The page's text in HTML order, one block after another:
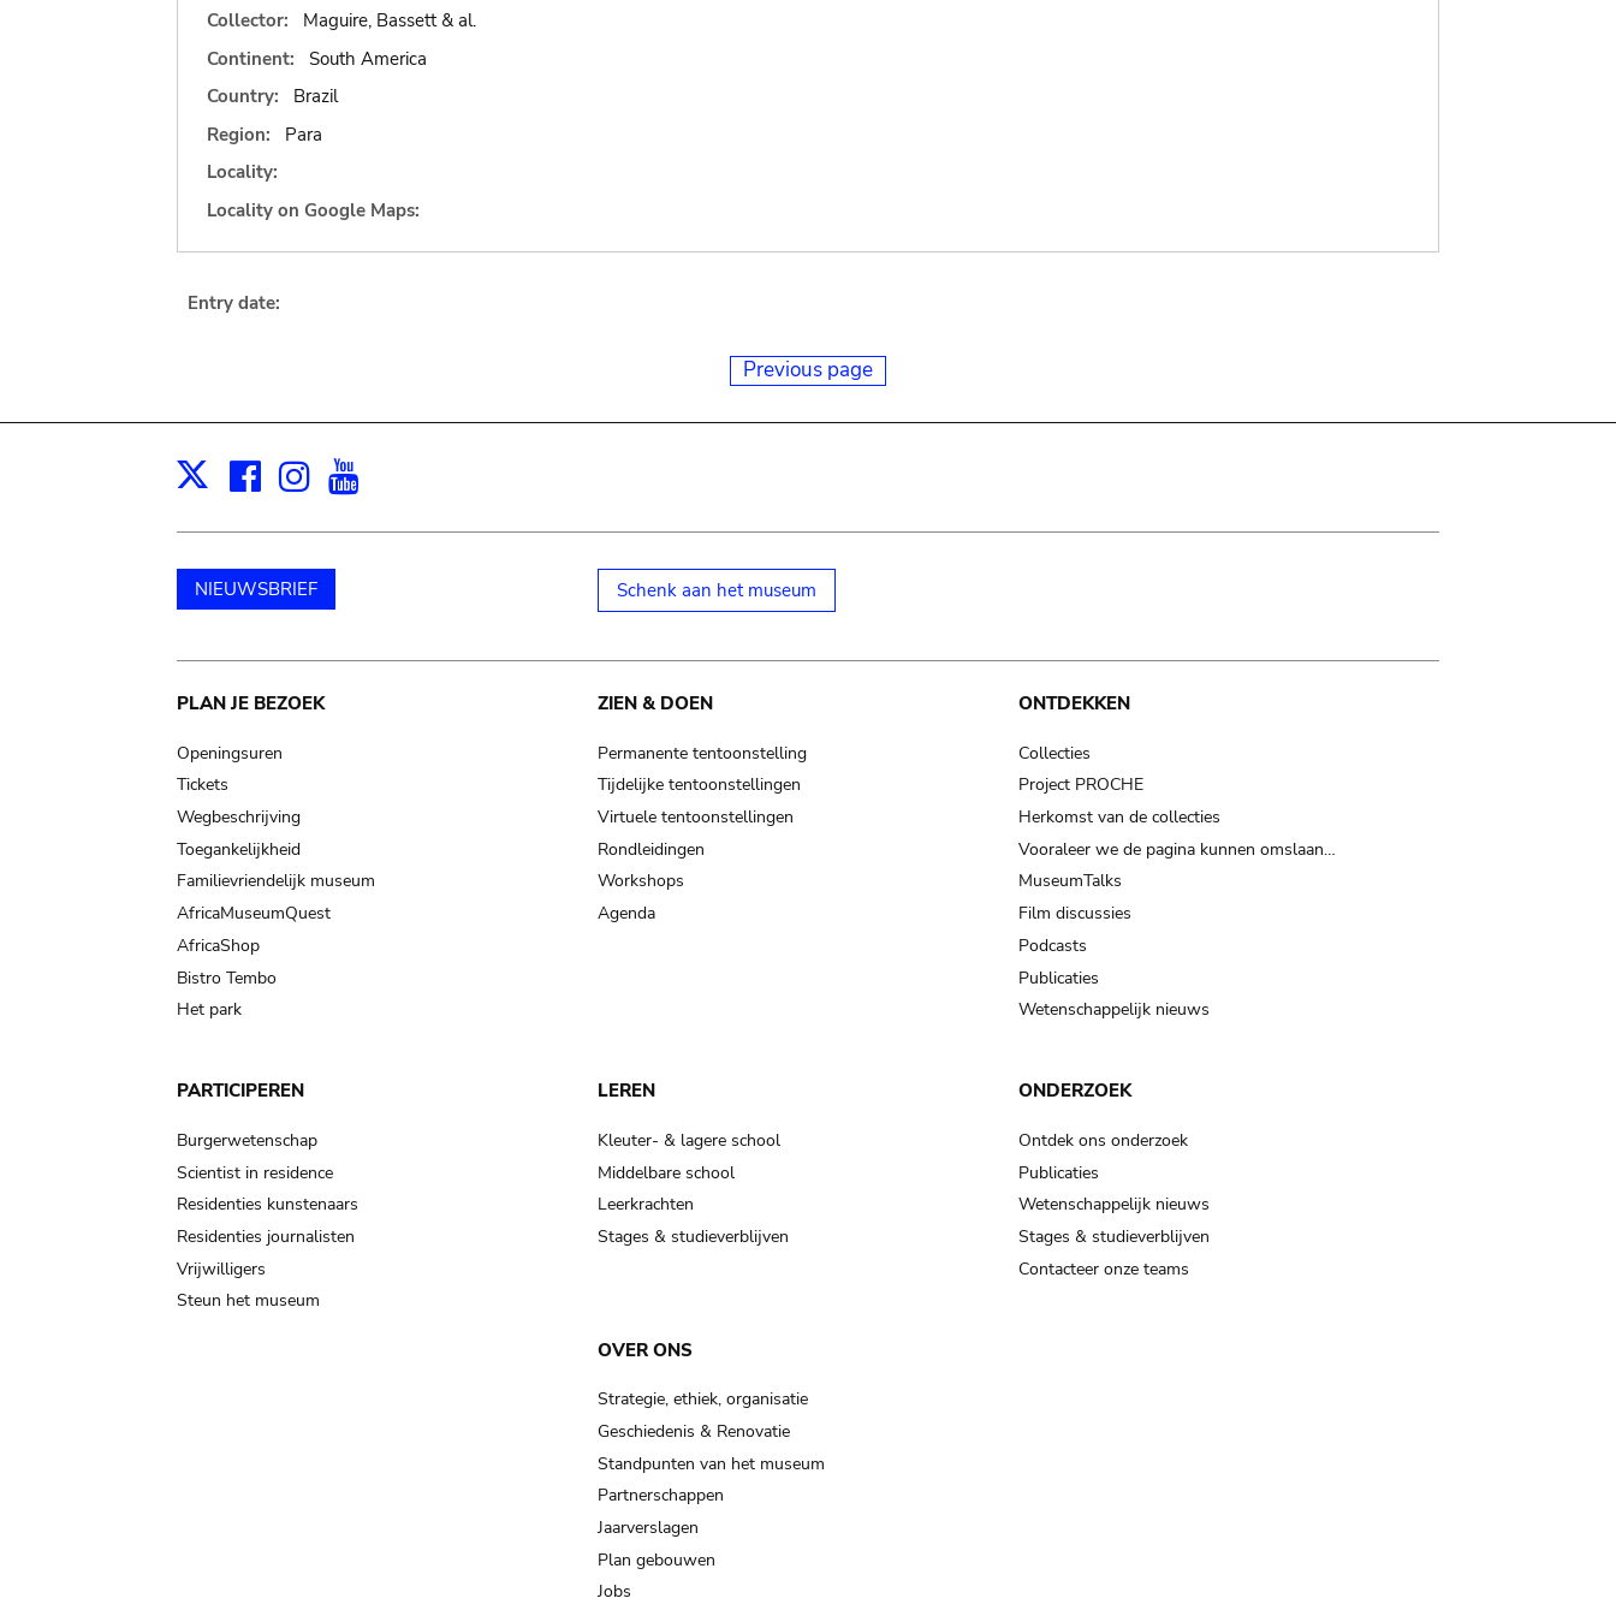
Collector:
Maguire, Bassett & al.
Continent:
South America
Country:
Brazil
Region:
Para
Locality:
Locality on Google Maps:
Entry date:
Previous page
X Facebook
Instagram
NIEUWSBRIEF Schenk aan het museum
Main
navigation
PLAN JE BEZOEK
Openingsuren
Tickets
Wegbeschrijving
Toegankelijkheid
Familievriendelijk museum
AfricaMuseumQuest
AfricaShop
Bistro Tembo
Het park
ZIEN & DOEN
Permanente tentoonstelling
Tijdelijke tentoonstellingen
Virtuele tentoonstellingen
Rondleidingen
Workshops
Agenda
ONTDEKKEN
Collecties
Project PROCHE
Herkomst van de collecties
Vooraleer we de pagina kunnen omslaan…
MuseumTalks
Film discussies
Podcasts
Publicaties
Wetenschappelijk nieuws
PARTICIPEREN
Burgerwetenschap
Scientist in residence
Residenties kunstenaars
Residenties journalisten
Vrijwilligers
Steun het museum
LEREN
Kleuter- & lagere school
Middelbare school
Leerkrachten
Stages & studieverblijven
ONDERZOEK
Ontdek ons onderzoek
Publicaties
Wetenschappelijk nieuws
Stages & studieverblijven
Contacteer onze teams
OVER ONS
Strategie, ethiek, organisatie
Geschiedenis & Renovatie
Standpunten van het museum
Partnerschappen
Jaarverslagen
Plan gebouwen
Jobs